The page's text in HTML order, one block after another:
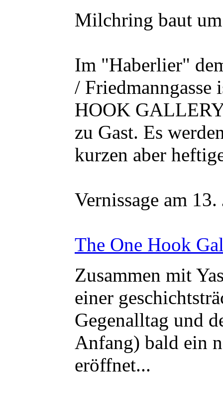
Milchring baut
Im "Haberlier"
/
HOOK
zu Gast. Es
kurzen aber
Vernissage am
The One Hook
Zusammen mit
einer
Gegenalltag und
Anfang) bald ein
eröffnet...